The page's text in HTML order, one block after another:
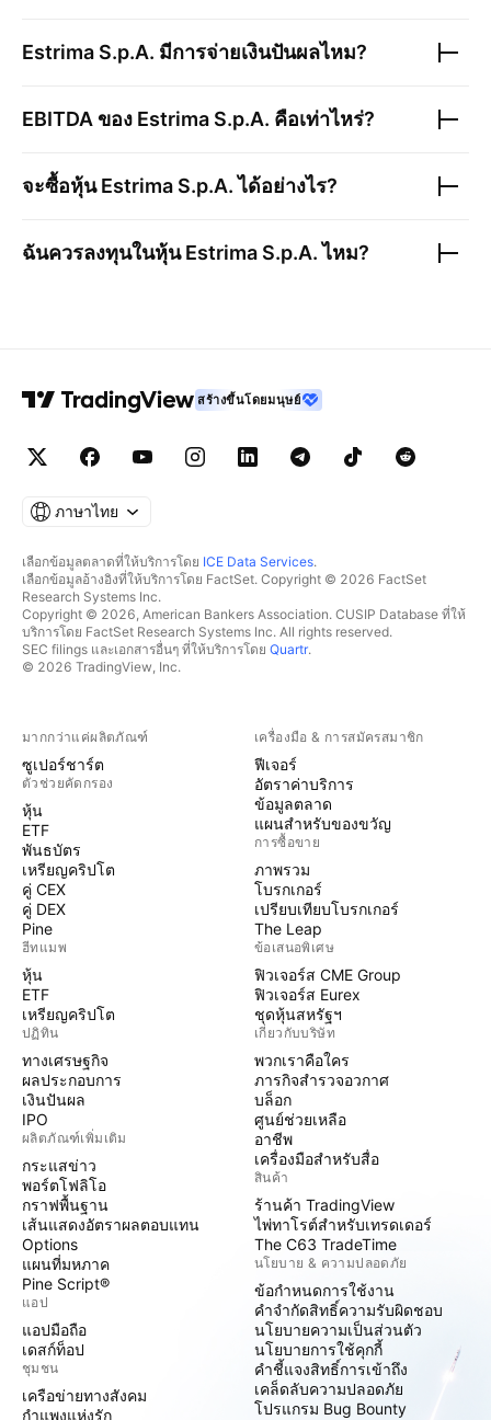
Estrima S.p.A. มีการจ่ายเงินปันผลไหม?
EBITDA ของ Estrima S.p.A. คือเท่าไหร่?
จะซื้อหุ้นEstrima S.p.A.ได้อย่างไร?
ฉันควรลงทุนในหุ้นEstrima S.p.A.ไหม?
สร้างขึ้นโดยมนุษย์
ภาษาไทย
เลือกข้อมูลตลาดที่ให้บริการโดย ICE Data Services.
เลือกข้อมูลอ้างอิงที่ให้บริการโดย FactSet. Copyright © 2026 FactSet
Research Systems Inc.
Copyright © 2026, American Bankers Association. CUSIP Database ที่ให้
บริการโดย FactSet Research Systems Inc. All rights reserved.
SEC filings และเอกสารอื่นๆ ที่ให้บริการโดย Quartr.
© 2026 TradingView, Inc.
มากกว่าแค่ผลิตภัณฑ์
ซูเปอร์ชาร์ต
ตัวช่วยคัดกรอง
หุ้น
ETF
พันธบัตร
เหรียญคริปโต
คู่ CEX
คู่ DEX
Pine
ฮีทแมพ
หุ้น
ETF
เหรียญคริปโต
ปฏิทิน
ทางเศรษฐกิจ
ผลประกอบการ
เงินปันผล
IPO
ผลิตภัณฑ์เพิ่มเติม
กระแสข่าว
พอร์ตโฟลิโอ
กราฟพื้นฐาน
เส้นแสดงอัตราผลตอบแทน
Options
แผนที่มหภาค
Pine Script®
แอป
แอปมือถือ
เดสก์ท็อป
ชุมชน
เครือข่ายทางสังคม
กำแพงแห่งรัก
เครื่องมือ & การสมัครสมาชิก
ฟีเจอร์
อัตราค่าบริการ
ข้อมูลตลาด
แผนสำหรับของขวัญ
การซื้อขาย
ภาพรวม
โบรกเกอร์
เปรียบเทียบโบรกเกอร์
The Leap
ข้อเสนอพิเศษ
ฟิวเจอร์ส CME Group
ฟิวเจอร์ส Eurex
ชุดหุ้นสหรัฐฯ
เกี่ยวกับบริษัท
พวกเราคือใคร
ภารกิจสำรวจอวกาศ
บล็อก
ศูนย์ช่วยเหลือ
อาชีพ
เครื่องมือสำหรับสื่อ
สินค้า
ร้านค้า TradingView
ไพ่ทาโรต์สำหรับเทรดเดอร์
The C63 TradeTime
นโยบาย & ความปลอดภัย
ข้อกำหนดการใช้งาน
คำจำกัดสิทธิ์ความรับผิดชอบ
นโยบายความเป็นส่วนตัว
นโยบายการใช้คุกกี้
คำชี้แจงสิทธิ์การเข้าถึง
เคล็ดลับความปลอดภัย
โปรแกรม Bug Bounty